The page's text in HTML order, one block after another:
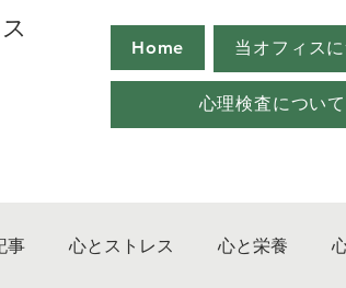
ィス
Home 当オフィス
心理検査について
事 心とストレス 心と栄養